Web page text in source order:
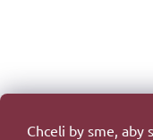
Chceli by sme, aby